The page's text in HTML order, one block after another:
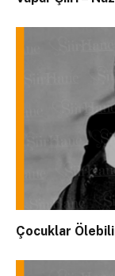
Çocuklar